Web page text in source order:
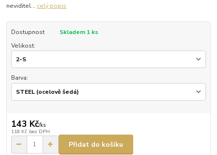
neviditel... celý popis
Dostupnost
Skladem 1 ks
Velikost:
Barva:
143 Kč/ks
118 Kč bez DPH
Přidat do košíku